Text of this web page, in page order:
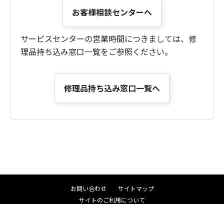
お客様相談センターへ
サービスセンターの営業時間につきましては、修
理品持ち込み窓口一覧をご参照ください。
修理品持ち込み窓口一覧へ
お問い合わせ
サイトマップ
サイトのご利用について